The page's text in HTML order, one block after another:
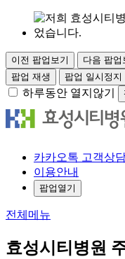
이전 팝업보기
다음 팝업
팝업 재생
팝업 일시정지
하루동안 열지않기
카카오톡 고객상
이용안내
팝업열기
전체메뉴
효성시티병원